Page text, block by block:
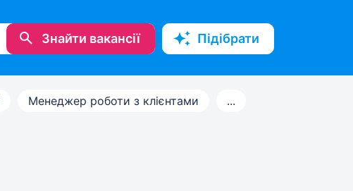
Знайти вакансії Підібрати
Менеджер роботи з клієнтами ...